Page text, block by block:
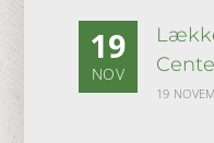
19
NOV
19